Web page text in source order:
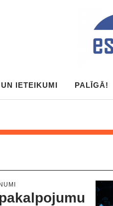
IETEIKUMI PALĪGĀ!